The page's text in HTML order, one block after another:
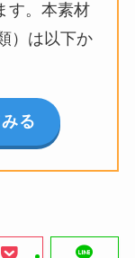
す。本素材
）は以下か
る